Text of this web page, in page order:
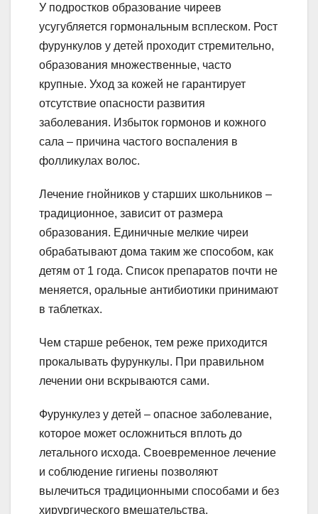
У подростков образование чиреев
усугубляется гормональным всплеском. Рост
фурункулов у детей проходит стремительно,
образования множественные, часто
крупные. Уход за кожей не гарантирует
отсутствие опасности развития
заболевания. Избыток гормонов и кожного
сала – причина частого воспаления в
фолликулах волос.
Лечение гнойников у старших школьников –
традиционное, зависит от размера
образования. Единичные мелкие чиреи
обрабатывают дома таким же способом, как
детям от 1 года. Список препаратов почти не
меняется, оральные антибиотики принимают
в таблетках.
Чем старше ребенок, тем реже приходится
прокалывать фурункулы. При правильном
лечении они вскрываются сами.
Фурункулез у детей – опасное заболевание,
которое может осложниться вплоть до
летального исхода. Своевременное лечение
и соблюдение гигиены позволяют
вылечиться традиционными способами и без
хирургического вмешательства.